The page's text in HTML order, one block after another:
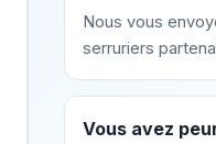
Nous vous
serruriers
Vous avez